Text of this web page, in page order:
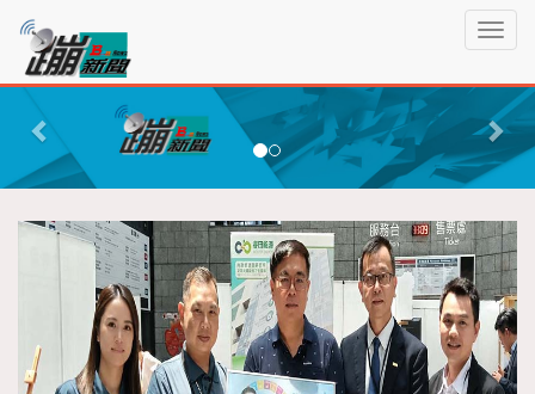
T
g
l
e
v
i
g
a
o
蹦
新
聞P
r
v
i
N
e
x
t